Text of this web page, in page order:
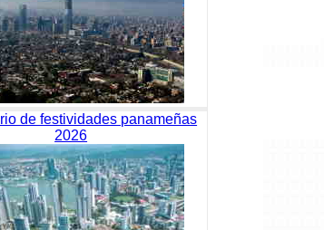
de festividades panameñas
2026